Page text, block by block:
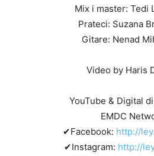
Mix i master: Tedi
Prateci: Suzana
Gitare: Nenad
Video by Haris
YouTube & Digital
EMDC
✔Facebook: http://
✔Instagram: http://